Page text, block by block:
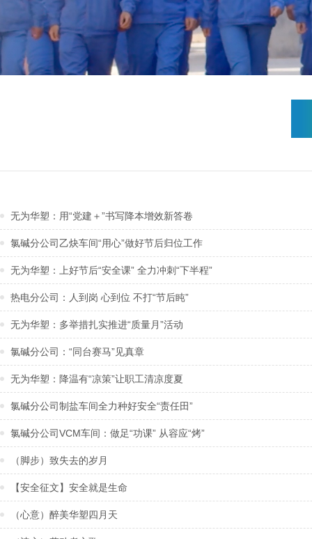
无为华塑：用“党建＋”书写降本增效新答卷
氯碱分公司乙炔车间“用心”做好节后归位工作
无为华塑：上好节后“安全课” 全力冲刺“下半程”
热电分公司：人到岗 心到位 不打“节后盹”
无为华塑：多举措扎实推进“质量月”活动
氯碱分公司：“同台赛马”见真章
无为华塑：降温有“凉策”让职工清凉度夏
氯碱分公司制盐车间全力种好安全“责任田”
氯碱分公司VCM车间：做足“功课” 从容应“烤”
（脚步）致失去的岁月
【安全征文】安全就是生命
（心意）醉美华塑四月天